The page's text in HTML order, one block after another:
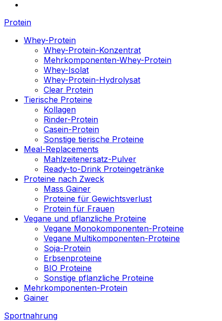
Protein
Whey-Protein
Whey-Protein-Konzentrat
Mehrkomponenten-Whey-Protein
Whey-Isolat
Whey-Protein-Hydrolysat
Clear Protein
Tierische Proteine
Kollagen
Rinder-Protein
Casein-Protein
Sonstige tierische Proteine
Meal-Replacements
Mahlzeitenersatz-Pulver
Ready-to-Drink Proteingetränke
Proteine nach Zweck
Mass Gainer
Proteine für Gewichtsverlust
Protein für Frauen
Vegane und pflanzliche Proteine
Vegane Monokomponenten-Proteine
Vegane Multikomponenten-Proteine
Soja-Protein
Erbsenproteine
BIO Proteine
Sonstige pflanzliche Proteine
Mehrkomponenten-Protein
Gainer
Sportnahrung